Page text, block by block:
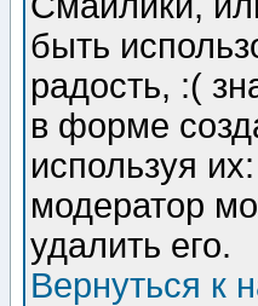
быть
радость, :(
в форме
используя
модератор
удалить его.
Вернуться к